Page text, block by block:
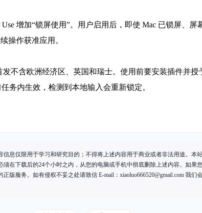
Use 增加“锁屏使用”。用户启用后，即使 Mac 已锁屏、屏
操作获准应用。
发不含欧洲经济区、英国和瑞士。使用前要安装插件并授
务内生效，检测到本地输入会重新锁定。
信息仅限用于学习和研究目的；不得将上述内容用于商业或者非法用途。本
须在下载后的24个小时之内，从您的电脑或手机中彻底删除上述内容。如果
版服务。如有侵权不妥之处请致信 E-mail： xiaoluo666520@gmail.com 我们